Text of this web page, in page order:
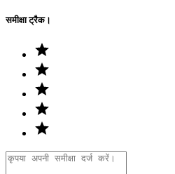
समीक्षा ट्रैक।